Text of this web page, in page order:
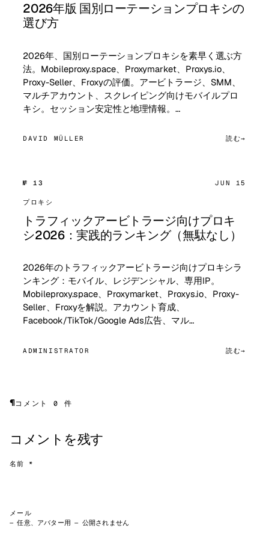
2026年版 国別ローテーションプロキシの
選び方
2026年、国別ローテーションプロキシを素早く選ぶ方
法。Mobileproxy.space、Proxymarket、Proxys.io、
Proxy-Seller、Froxyの評価。アービトラージ、SMM、
マルチアカウント、スクレイピング向けモバイルプロ
キシ。セッション安定性と地理情報。…
DAVID MÜLLER 読む
№ 13 JUN 15
プロキシ
トラフィックアービトラージ向けプロキ
シ2026：実践的ランキング（無駄なし）
2026年のトラフィックアービトラージ向けプロキシラ
ンキング：モバイル、レジデンシャル、専用IP。
Mobileproxy.space、Proxymarket、Proxys.io、Proxy-
Seller、Froxyを解説。アカウント育成、
Facebook/TikTok/Google Ads広告、マル…
ADMINISTRATOR 読む
¶ コメント 0 件
コメントを残す
名前 *
メール
— 任意、アバター用 — 公開されません